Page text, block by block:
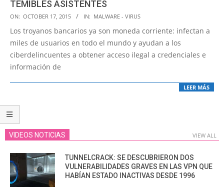
TEMIBLES ASISTENTES
2015-
10-
17
ON: OCTOBER 17, 2015 IN: MALWARE - VIRUS
Los troyanos bancarios ya son moneda corriente: infectan a
miles de usuarios en todo el mundo y ayudan a los
ciberdelincuentes a obtener acceso ilegal a credenciales e
información de
LEER MÁS
VIDEOS NOTICIAS VIEW ALL
TUNNELCRACK: SE DESCUBRIERON DOS
VULNERABILIDADES GRAVES EN LAS VPN QUE
HABÍAN ESTADO INACTIVAS DESDE 1996